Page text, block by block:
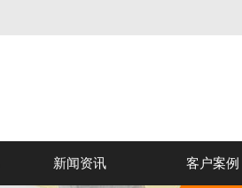
新闻资讯 客户案例